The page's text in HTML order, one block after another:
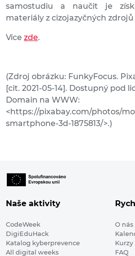
samostudiu a naučit je
materiály z cizojazyčných
Více zde.
(Zdroj obrázku: FunkyFocus.
[cit. 2021-05-14]. Dostupný pod
Domain na WWW:
<https://pixabay.com/photos/
smartphone-3d-1875813/>.)
Naše aktivity
CodeWeek
DigiEduHack
Katalog kyberprevence
All digital weeks
O nás
Kurzy
FAQ